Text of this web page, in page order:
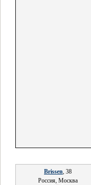
Brissen, 38
Россия, Москва